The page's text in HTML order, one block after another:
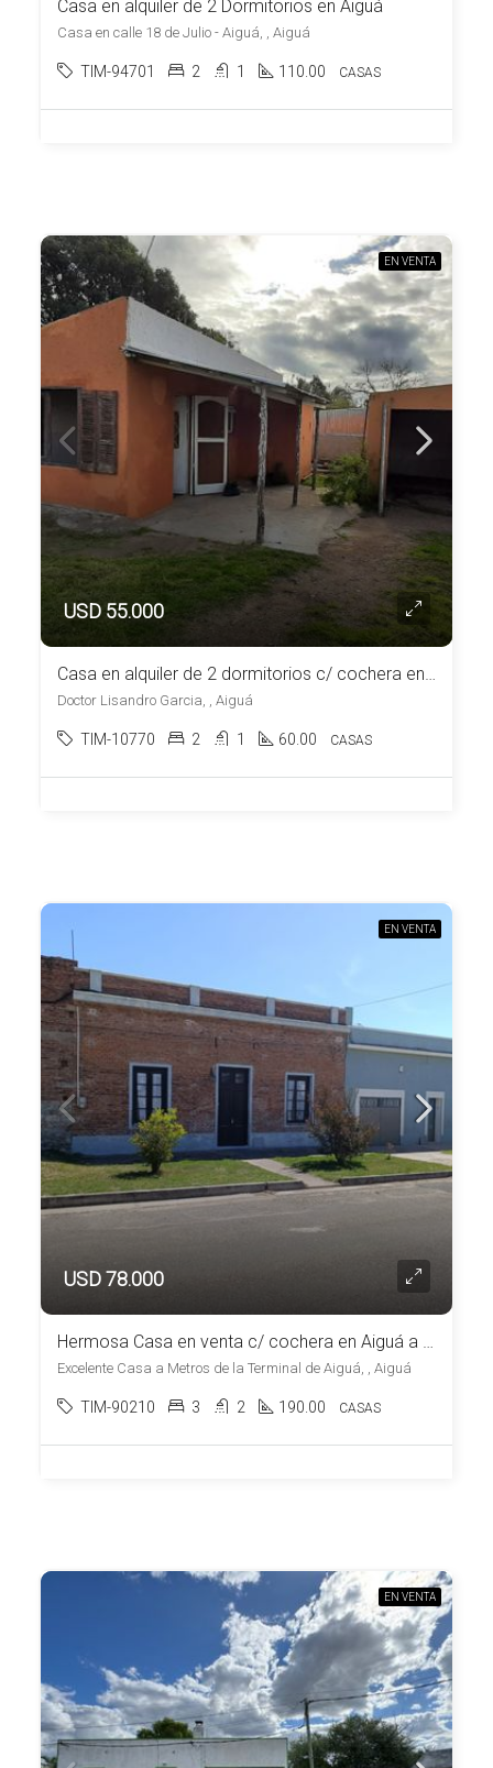
Casa en alquiler de 2 Dormitorios en Aiguá
Casa en calle 18 de Julio - Aiguá, , Aiguá
TIM-94701 2 1 110.00 CASAS
EN VENTA
USD 55.000
Casa en alquiler de 2 dormitorios c/ cochera en Aiguá
Doctor Lisandro Garcia, , Aiguá
TIM-10770 2 1 60.00 CASAS
EN VENTA
USD 78.000
Hermosa Casa en venta c/ cochera en Aiguá a una cuadra de la Plaza
Excelente Casa a Metros de la Terminal de Aiguá, , Aiguá
TIM-90210 3 2 190.00 CASAS
EN VENTA